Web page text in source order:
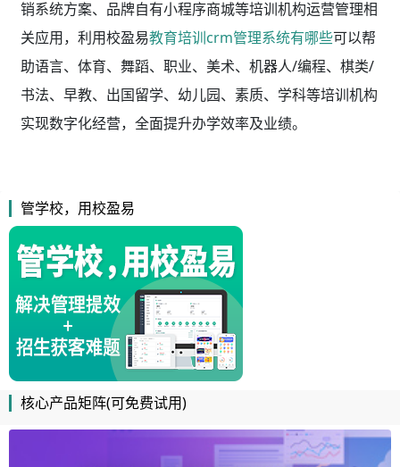
销系统方案、品牌自有小程序商城等培训机构运营管理相
关应用，利用校盈易教育培训crm管理系统有哪些可以帮
助语言、体育、舞蹈、职业、美术、机器人/编程、棋类/
书法、早教、出国留学、幼儿园、素质、学科等培训机构
实现数字化经营，全面提升办学效率及业绩。
管学校，用校盈易
核心产品矩阵(可免费试用)